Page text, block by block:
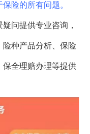
险的所有问题。
问提供专业咨询，
种产品分析、保险
保全理赔办理等提供